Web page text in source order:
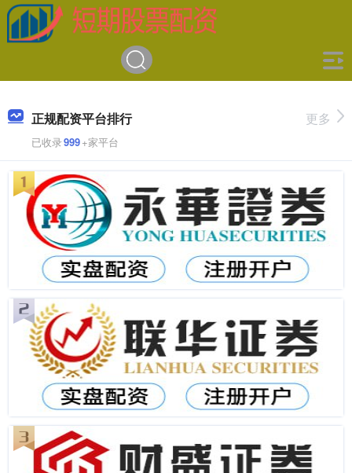
正规配资平台排行
已收录999+家平台
更多